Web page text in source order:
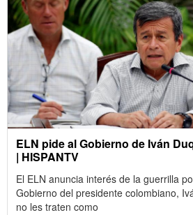
ELN pide al Gobierno de Iván
| HISPANTV
El ELN anuncia interés de la guerrilla
Gobierno del presidente colombiano,
no les traten como